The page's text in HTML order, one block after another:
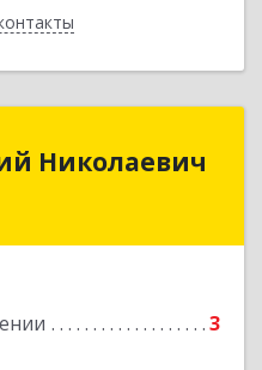
Николаевич
3
Николаевич